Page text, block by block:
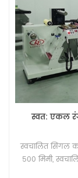
स्वत: एकल रंग
स्वचालित सिंगल
500 मिमी,